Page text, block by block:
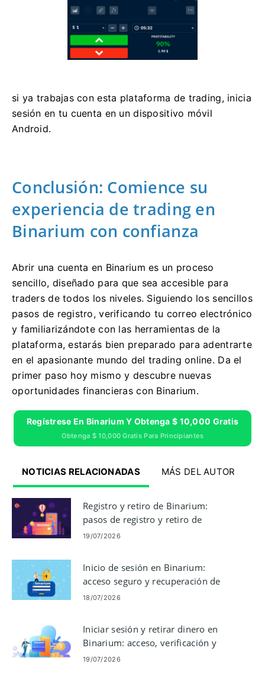
si ya trabajas con esta plataforma de trading, inicia
sesión en tu cuenta en un dispositivo móvil
Android.
Conclusión: Comience su
experiencia de trading en
Binarium con confianza
Abrir una cuenta en Binarium es un proceso
sencillo, diseñado para que sea accesible para
traders de todos los niveles. Siguiendo los sencillos
pasos de registro, verificando tu correo electrónico
y familiarizándote con las herramientas de la
plataforma, estarás bien preparado para adentrarte
en el apasionante mundo del trading online. Da el
primer paso hoy mismo y descubre nuevas
oportunidades financieras con Binarium.
Regístrese En Binarium Y Obtenga $ 10,000 Gratis
Obtenga $ 10,000 Gratis Para Principiantes
NOTICIAS RELACIONADAS MÁS DEL AUTOR
Registro y retiro de Binarium:
pasos de registro y retiro de
cuenta
19/07/2026
Inicio de sesión en Binarium:
acceso seguro y recuperación de
contraseña
18/07/2026
Iniciar sesión y retirar dinero en
Binarium: acceso, verificación y
pagos
19/07/2026